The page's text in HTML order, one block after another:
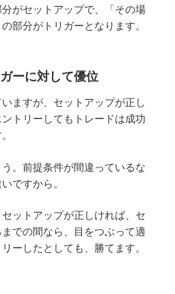
がセットアップで、「その場
部分がトリガーとなります。
ーに対して優位
ますが、セットアップが正し
トリーしてもトレードは成功
。前提条件が間違っているな
ですから。
ットアップが正しければ、セ
での間なら、目をつぶって適
ーしたとしても、勝てます。